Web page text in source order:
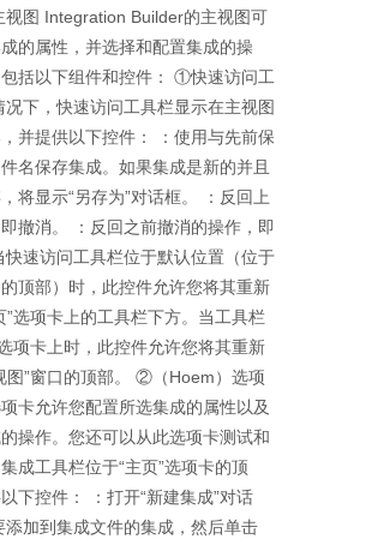
视图 Integration Builder的主视图可
的属性，并选择和配置集成的操
括以下组件和控件： ①快速访问工
况下，快速访问工具栏显示在主视图
并提供以下控件： ：使用与先前保
名保存集成。如果集成是新的并且
将显示“另存为”对话框。 ：反回上
撤消。 ：反回之前撤消的操作，即
快速访问工具栏位于默认位置（位于
顶部）时，此控件允许您将其重新
”选项卡上的工具栏下方。当工具栏
项卡上时，此控件允许您将其重新
图”窗口的顶部。 ②（Hoem）选项
项卡允许您配置所选集成的属性以及
操作。您还可以从此选项卡测试和
成工具栏位于“主页”选项卡的顶
下控件： ：打开“新建集成”对话
添加到集成文件的集成，然后单击